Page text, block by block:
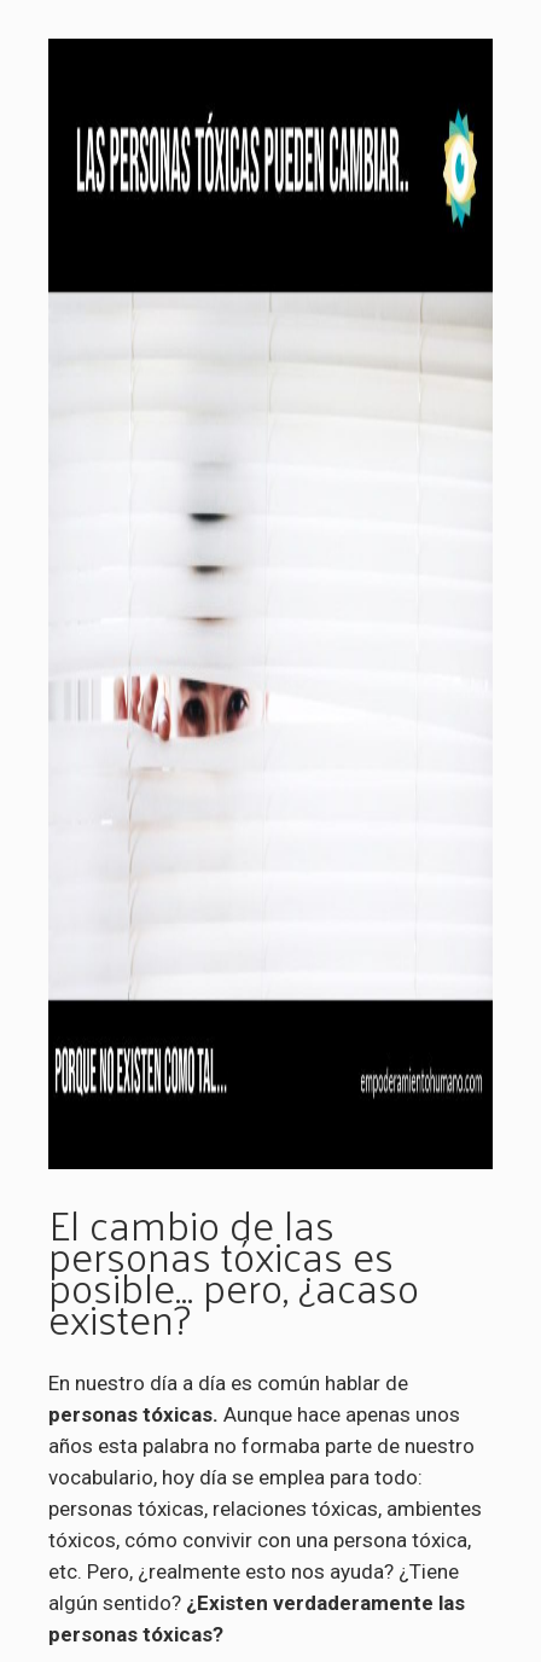
El cambio de las
personas tóxicas es
posible… pero, ¿acaso
existen?
En nuestro día a día es común hablar de
personas tóxicas. Aunque hace apenas unos
años esta palabra no formaba parte de nuestro
vocabulario, hoy día se emplea para todo:
personas tóxicas, relaciones tóxicas, ambientes
tóxicos, cómo convivir con una persona tóxica,
etc. Pero, ¿realmente esto nos ayuda? ¿Tiene
algún sentido? ¿Existen verdaderamente las
personas tóxicas?